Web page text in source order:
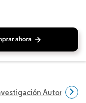
Automotriz